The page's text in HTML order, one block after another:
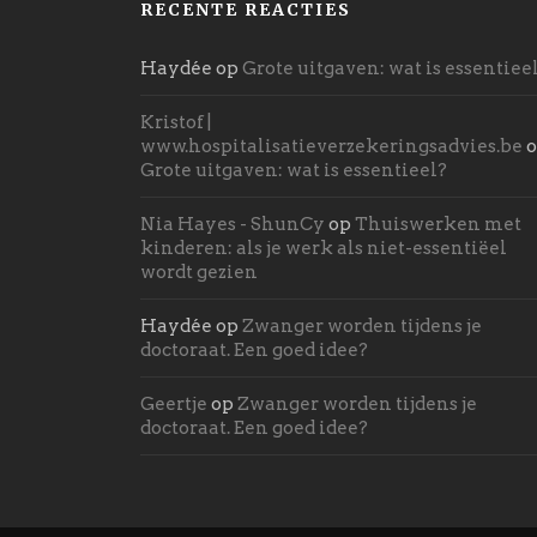
RECENTE REACTIES
Haydée op Grote uitgaven: wat is
Kristof |
www.hospitalisatieverzekeringsadvies.be
Grote uitgaven: wat is essentieel?
Nia Hayes - ShunCy op Thuiswerken met
kinderen: als je werk als niet-essentiëel
wordt gezien
Haydée op Zwanger worden tijdens je
doctoraat. Een goed idee?
Geertje op Zwanger worden tijdens je
doctoraat. Een goed idee?